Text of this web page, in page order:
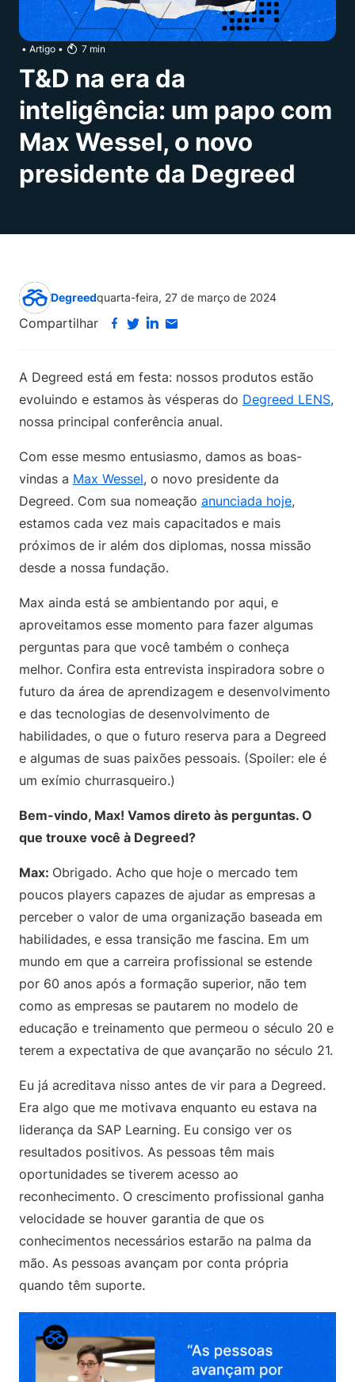
• Artigo • 7 min
T&D na era da
inteligência: um papo com
Max Wessel, o novo
presidente da Degreed
Degreedquarta-feira, 27 de março de 2024
Compartilhar
A Degreed está em festa: nossos produtos estão
evoluindo e estamos às vésperas do Degreed LENS,
nossa principal conferência anual.
Com esse mesmo entusiasmo, damos as boas-
vindas a Max Wessel, o novo presidente da
Degreed. Com sua nomeação anunciada hoje,
estamos cada vez mais capacitados e mais
próximos de ir além dos diplomas, nossa missão
desde a nossa fundação.
Max ainda está se ambientando por aqui, e
aproveitamos esse momento para fazer algumas
perguntas para que você também o conheça
melhor. Confira esta entrevista inspiradora sobre o
futuro da área de aprendizagem e desenvolvimento
e das tecnologias de desenvolvimento de
habilidades, o que o futuro reserva para a Degreed
e algumas de suas paixões pessoais. (Spoiler: ele é
um exímio churrasqueiro.)
Bem-vindo, Max! Vamos direto às perguntas. O
que trouxe você à Degreed?
Max: Obrigado. Acho que hoje o mercado tem
poucos players capazes de ajudar as empresas a
perceber o valor de uma organização baseada em
habilidades, e essa transição me fascina. Em um
mundo em que a carreira profissional se estende
por 60 anos após a formação superior, não tem
como as empresas se pautarem no modelo de
educação e treinamento que permeou o século 20 e
terem a expectativa de que avançarão no século 21.
Eu já acreditava nisso antes de vir para a Degreed.
Era algo que me motivava enquanto eu estava na
liderança da SAP Learning. Eu consigo ver os
resultados positivos. As pessoas têm mais
oportunidades se tiverem acesso ao
reconhecimento. O crescimento profissional ganha
velocidade se houver garantia de que os
conhecimentos necessários estarão na palma da
mão. As pessoas avançam por conta própria
quando têm suporte.